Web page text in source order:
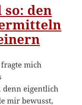
den
mich
denn eigentlich
mir bewusst,